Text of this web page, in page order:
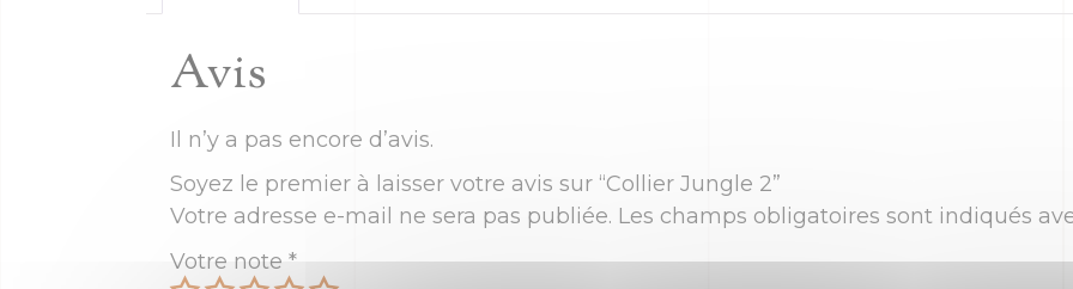
Avis
Il n’y a pas encore d’avis.
Soyez le premier à laisser votre avis sur “Collier Jungle 2”
Votre adresse e-mail ne sera pas publiée. Les champs obligatoires sont indiqués
Votre note *